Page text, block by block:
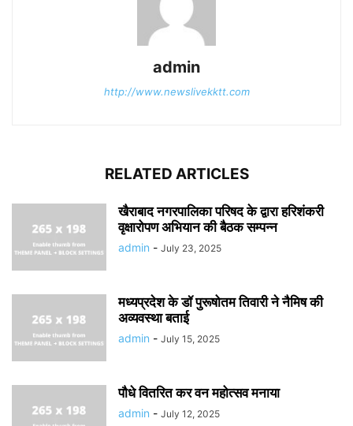
admin
http://www.newslivekktt.com
RELATED ARTICLES
खैराबाद नगरपालिका परिषद के द्वारा हरिशंकरी
वृक्षारोपण अभियान की बैठक सम्पन्न
admin - July 23, 2025
मध्यप्रदेश के डॉ पुरूषोतम तिवारी ने नैमिष की
अव्यवस्था बताई
admin - July 15, 2025
पौधे वितरित कर वन महोत्सव मनाया
admin - July 12, 2025